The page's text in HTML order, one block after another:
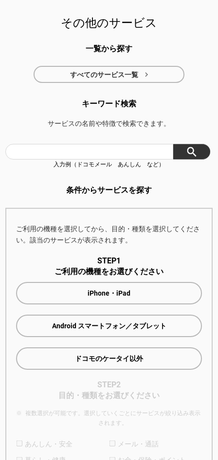
イマドコサーチ
スマホセキュリテ
ック
ズ）
メロディコール My インフォメール
スケジュール＆メ
買取プログラム
dショッピングダイ
レクト
d fashion
ショップジャパン ミナカラ
その他のサービス
一覧から探す
すべてのサービス一覧 
キーワード検索
サービスの名前や特徴で検索できます。
入力例（ドコモメール あんしん など）
条件からサービスを探す
ご利用の機種を選択してから、目的・種類を選択してくださ
い。該当のサービスが表示されます。
STEP1
ご利用の機種をお選びください
iPhone・iPad
Android スマートフォン／タブレット
ドコモのケータイ以外
STEP2
目的・種類をお選びください
複数選択が可能です。選択していくごとにサービスが絞り込み表示
されます。
あんしん・安全 メール・通話